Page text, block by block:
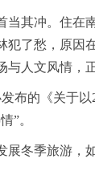
当其冲。住在
犯了愁，原
与人文风情，
布的《关于
”。
展冬季旅游，